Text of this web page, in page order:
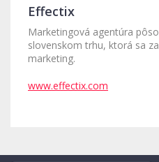
Effectix
Marketingová agentúra
slovenskom trhu, ktorá sa
marketing.
www.effectix.com